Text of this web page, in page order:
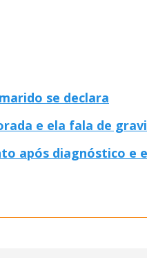
se declara
e ela fala de
após diagnóstico e